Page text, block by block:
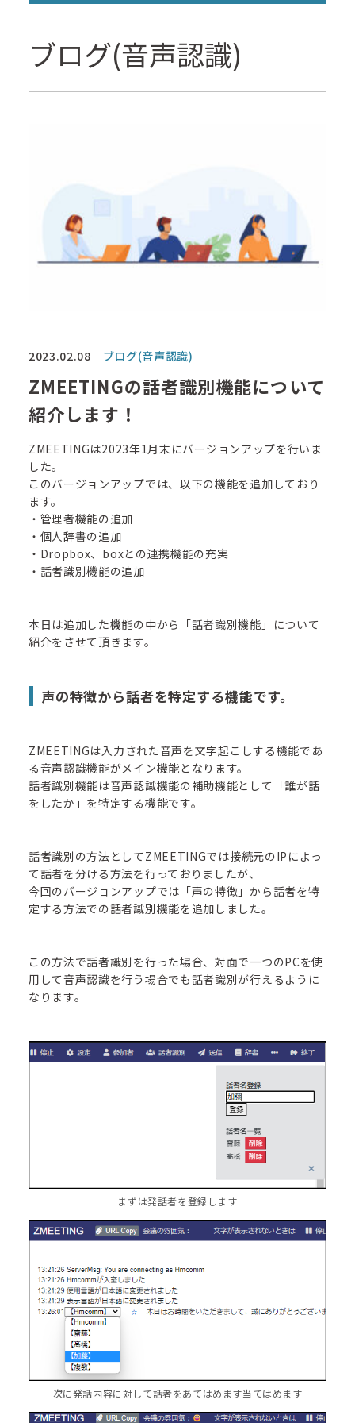
ブログ(音声認識)
2023.02.08 ブログ(音声認識)
ZMEETINGの話者識別機能について
紹介します！
ZMEETINGは2023年1月末にバージョンアップを行いま
した。
このバージョンアップでは、以下の機能を追加しており
ます。
・管理者機能の追加
・個人辞書の追加
・Dropbox、boxとの連携機能の充実
・話者識別機能の追加
本日は追加した機能の中から「話者識別機能」について
紹介をさせて頂きます。
声の特徴から話者を特定する機能です。
ZMEETINGは入力された音声を文字起こしする機能であ
る音声認識機能がメイン機能となります。
話者識別機能は音声認識機能の補助機能として「誰が話
をしたか」を特定する機能です。
話者識別の方法としてZMEETINGでは接続元のIPによっ
て話者を分ける方法を行っておりましたが、
今回のバージョンアップでは「声の特徴」から話者を特
定する方法での話者識別機能を追加しました。
この方法で話者識別を行った場合、対面で一つのPCを使
用して音声認識を行う場合でも話者識別が行えるように
なります。
まずは発話者を登録します
次に発話内容に対して話者をあてはめます当てはめます